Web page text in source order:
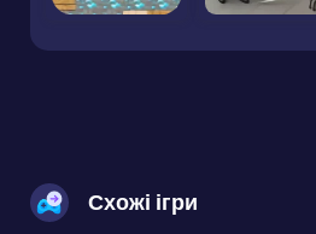
Схожі ігри